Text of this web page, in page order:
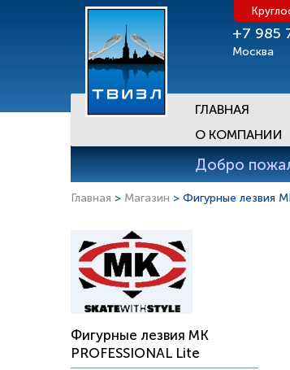
+7 985
Москва
ГЛАВНАЯ
О КОМПАНИИ
Добро
Главная > Магазин > Фигурные лезвия
Фигурные лезвия MK
PROFESSIONAL Lite